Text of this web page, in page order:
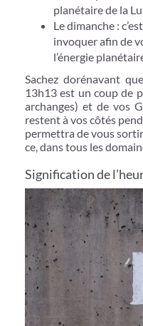
planétaire de la
Le dimanche :
invoquer afin de
l’énergie
Sachez dorénavant
13h13 est un coup de
archanges) et de vos
restent à vos côtés
permettra de vous
ce, dans tous les
Signification de